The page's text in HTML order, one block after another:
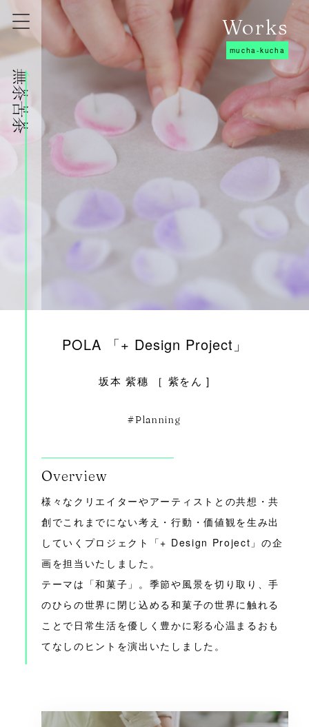
Works
mucha-kucha
POLA 「+ Design Project」
坂本 紫穗 ［ 紫をん ]
Planning
Overview
様々なクリエイターやアーティストとの共想・共
創でこれまでにない考え・⾏動・価値観を⽣み出
していくプロジェクト「+ Design Project」の企
画を担当いたしました。
テーマは「和菓子」。季節や風景を切り取り、手
のひらの世界に閉じ込める和菓子の世界に触れる
ことで日常生活を優しく豊かに彩る心温まるおも
てなしのヒントを演出いたしました。